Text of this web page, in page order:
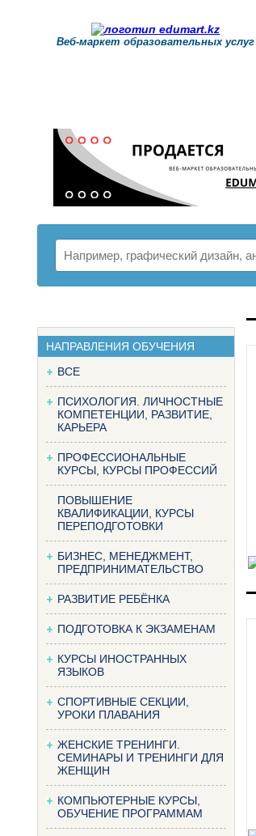
Веб-маркет образовательных услуг
НАПРАВЛЕНИЯ ОБУЧЕНИЯ
ВСЕ
ПСИХОЛОГИЯ. ЛИЧНОСТНЫЕ
КОМПЕТЕНЦИИ, РАЗВИТИЕ,
КАРЬЕРА
ПРОФЕССИОНАЛЬНЫЕ
КУРСЫ, КУРСЫ ПРОФЕССИЙ
ПОВЫШЕНИЕ
КВАЛИФИКАЦИИ, КУРСЫ
ПЕРЕПОДГОТОВКИ
БИЗНЕС, МЕНЕДЖМЕНТ,
ПРЕДПРИНИМАТЕЛЬСТВО
РАЗВИТИЕ РЕБЁНКА
ПОДГОТОВКА К ЭКЗАМЕНАМ
КУРСЫ ИНОСТРАННЫХ
ЯЗЫКОВ
СПОРТИВНЫЕ СЕКЦИИ,
УРОКИ ПЛАВАНИЯ
ЖЕНСКИЕ ТРЕНИНГИ.
СЕМИНАРЫ И ТРЕНИНГИ ДЛЯ
ЖЕНЩИН
КОМПЬЮТЕРНЫЕ КУРСЫ,
ОБУЧЕНИЕ ПРОГРАММАМ